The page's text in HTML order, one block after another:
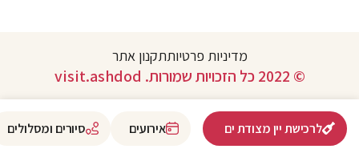
מדיניות פרטיותתקנון אתר
© 2022 כל הזכויות שמורות. visit.ashdod
לרכישת יין מצודת ים אירועים סיורים ומסלולים